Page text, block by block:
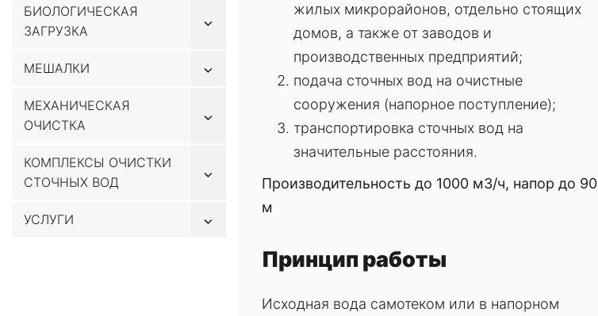
БИОЛОГИЧЕСКАЯ
ЗАГРУЗКА
Показывать
МЕШАЛКИ
Показывать
МЕХАНИЧЕСКАЯ
ОЧИСТКА
Показывать
КОМПЛЕКСЫ ОЧИСТКИ
СТОЧНЫХ ВОД
Показывать
УСЛУГИ
Показывать
жилых микрорайонов, отдельно стоящих
домов, а также от заводов и
производственных предприятий;
подача сточных вод на очистные
сооружения (напорное поступление);
транспортировка сточных вод на
значительные расстояния.
Производительность до 1000 м3/ч, напор до 90
м
Принцип работы
Исходная вода самотеком или в напорном